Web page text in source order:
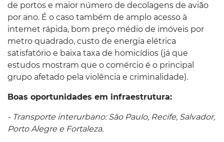
de portos e maior número de decolagens de avião
por ano. É o caso também de amplo acesso à
internet rápida, bom preço médio de imóveis por
metro quadrado, custo de energia elétrica
satisfatório e baixa taxa de homicídios (já que
estudos mostram que o comércio é o principal
grupo afetado pela violência e criminalidade).
Boas oportunidades em infraestrutura:
- Transporte interurbano: São Paulo, Recife, Salvador,
Porto Alegre e Fortaleza.